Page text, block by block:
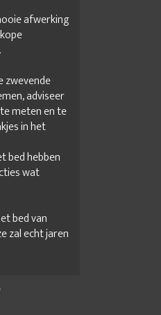
afwerking
zwevende
adviseer
meten en te
in het
bed hebben
wat
bed van
zal echt jaren